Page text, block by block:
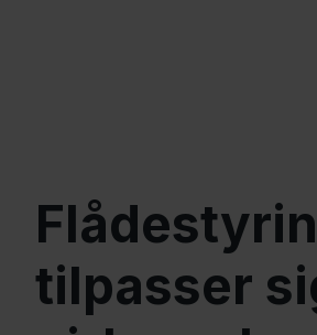
tilpasser